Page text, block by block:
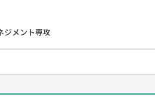
ジメント専攻